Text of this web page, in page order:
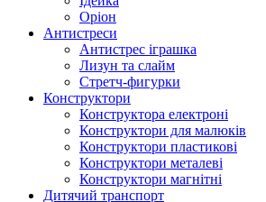
Оріон
Антистреси
Антистрес іграшка
Лизун та слайм
Стретч-фигурки
Конструктори
Конструктора електроні
Конструктори для малюків
Конструктори пластикові
Конструктори металеві
Конструктори магнітні
Дитячий транспорт